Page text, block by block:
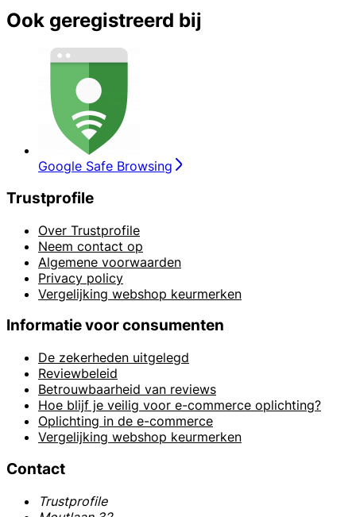
Ook geregistreerd bij
Google Safe Browsing
Trustprofile
Over Trustprofile
Neem contact op
Algemene voorwaarden
Privacy policy
Vergelijking webshop keurmerken
Informatie voor consumenten
De zekerheden uitgelegd
Reviewbeleid
Betrouwbaarheid van reviews
Hoe blijf je veilig voor e-commerce oplichting?
Oplichting in de e-commerce
Vergelijking webshop keurmerken
Contact
Trustprofile